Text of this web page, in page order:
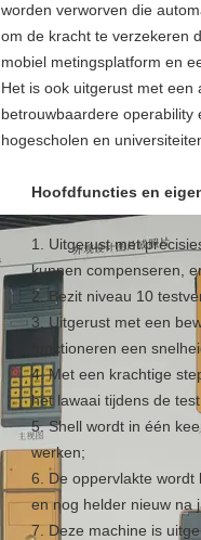
worden verworven die
om de kracht te verzekeren
mobiel metingsplatform en
Het is ook uitgerust met
betrouwbaardere operability
hogescholen en
Hoofdfuncties en
1. Uitgerust met
kunnen compenseren,
2. Bezit niveau 10
3. Uitgerust met een
functioneren een
4. Met een krachtige
het lawaai tijdens de
5. Shell wordt in één
werken;
6. De oppervlakte
en nog helder nieuw na
7. Deze machine is